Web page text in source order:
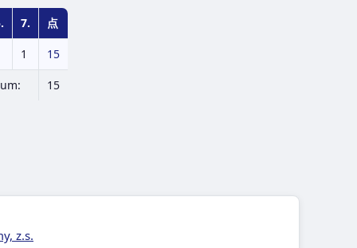
7. 点
1 15
15
z.s.